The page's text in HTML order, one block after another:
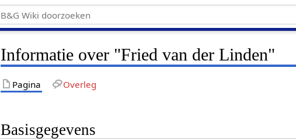
Informatie over "Fried van der Linden"
Pagina Overleg
Basisgegevens